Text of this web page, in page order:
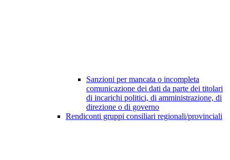
Sanzioni per mancata o incompleta
comunicazione dei dati da parte dei titolari
di incarichi politici, di amministrazione, di
direzione o di governo
Rendiconti gruppi consiliari regionali/provinciali